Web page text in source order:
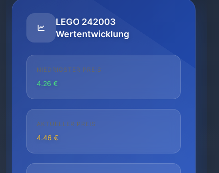
LEGO 242003
Wertentwicklung
NIEDRIGSTER PREIS
4.26 €
AKTUELLER PREIS
4.46 €